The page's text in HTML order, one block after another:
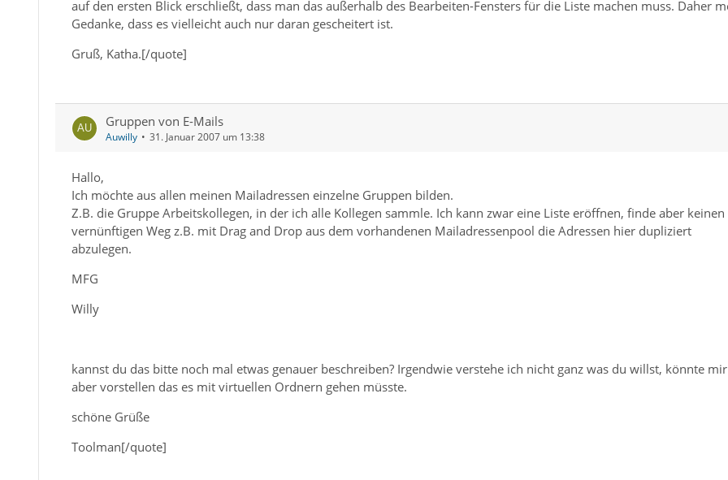
auf den ersten Blick erschließt, dass man das außerhalb des Bearbeiten-Fensters für die Liste machen muss. Daher
Gedanke, dass es vielleicht auch nur daran gescheitert ist.
Gruß, Katha.[/quote]
Gruppen von E-Mails
Auwilly 31. Januar 2007 um 13:38
Hallo,
Ich möchte aus allen meinen Mailadressen einzelne Gruppen bilden.
Z.B. die Gruppe Arbeitskollegen, in der ich alle Kollegen sammle. Ich kann zwar eine Liste eröffnen, finde aber keinen
vernünftigen Weg z.B. mit Drag and Drop aus dem vorhandenen Mailadressenpool die Adressen hier dupliziert
abzulegen.
MFG
Willy
kannst du das bitte noch mal etwas genauer beschreiben? Irgendwie verstehe ich nicht ganz was du willst, könnte mir
aber vorstellen das es mit virtuellen Ordnern gehen müsste.
schöne Grüße
Toolman[/quote]